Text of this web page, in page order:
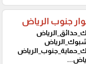
جنوب الرياض